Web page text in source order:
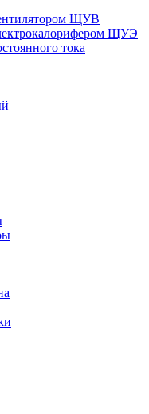
ЩУВ
ЩУЭ
тока